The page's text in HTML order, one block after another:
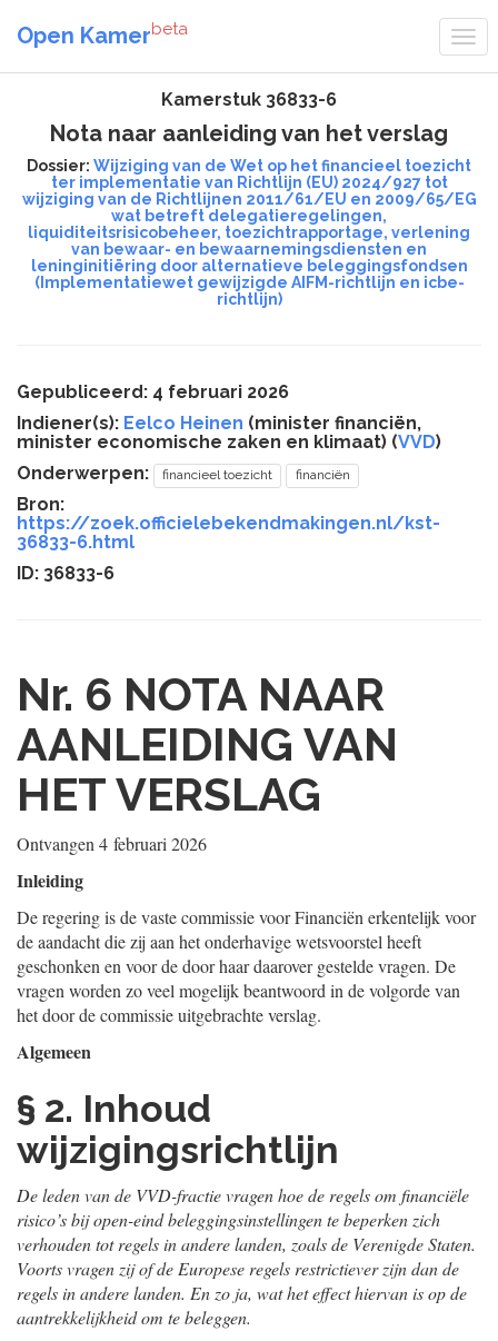
Open Kamerbeta
Kamerstuk 36833-6
Nota naar aanleiding van het verslag
Dossier: Wijziging van de Wet op het financieel toezicht
ter implementatie van Richtlijn (EU) 2024/927 tot
wijziging van de Richtlijnen 2011/61/EU en 2009/65/EG
wat betreft delegatieregelingen,
liquiditeitsrisicobeheer, toezichtrapportage, verlening
van bewaar- en bewaarnemingsdiensten en
leninginitiëring door alternatieve beleggingsfondsen
(Implementatiewet gewijzigde AIFM-richtlijn en icbe-
richtlijn)
Gepubliceerd: 4 februari 2026
Indiener(s): Eelco Heinen (minister financiën,
minister economische zaken en klimaat) (VVD)
Onderwerpen:
financieel toezicht financiën
Bron:
https://zoek.officielebekendmakingen.nl/kst-
36833-6.html
ID: 36833-6
Nr. 6 NOTA NAAR
AANLEIDING VAN
HET VERSLAG
Ontvangen 4 februari 2026
Inleiding
De regering is de vaste commissie voor Financiën erkentelijk voor
de aandacht die zij aan het onderhavige wetsvoorstel heeft
geschonken en voor de door haar daarover gestelde vragen. De
vragen worden zo veel mogelijk beantwoord in de volgorde van
het door de commissie uitgebrachte verslag.
Algemeen
§ 2. Inhoud
wijzigingsrichtlijn
De leden van de VVD-fractie vragen hoe de regels om financiële
risico’s bij open-eind beleggingsinstellingen te beperken zich
verhouden tot regels in andere landen, zoals de Verenigde Staten.
Voorts vragen zij of de Europese regels restrictiever zijn dan de
regels in andere landen. En zo ja, wat het effect hiervan is op de
aantrekkelijkheid om te beleggen.